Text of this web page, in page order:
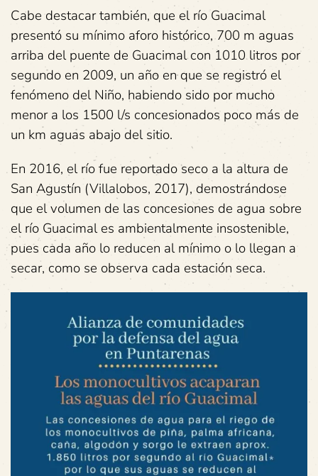
Cabe destacar también, que el río Guacimal
presentó su mínimo aforo histórico, 700 m aguas
arriba del puente de Guacimal con 1010 litros por
segundo en 2009, un año en que se registró el
fenómeno del Niño, habiendo sido por mucho
menor a los 1500 l/s concesionados poco más de
un km aguas abajo del sitio.
En 2016, el río fue reportado seco a la altura de
San Agustín (Villalobos, 2017), demostrándose
que el volumen de las concesiones de agua sobre
el río Guacimal es ambientalmente insostenible,
pues cada año lo reducen al mínimo o lo llegan a
secar, como se observa cada estación seca.